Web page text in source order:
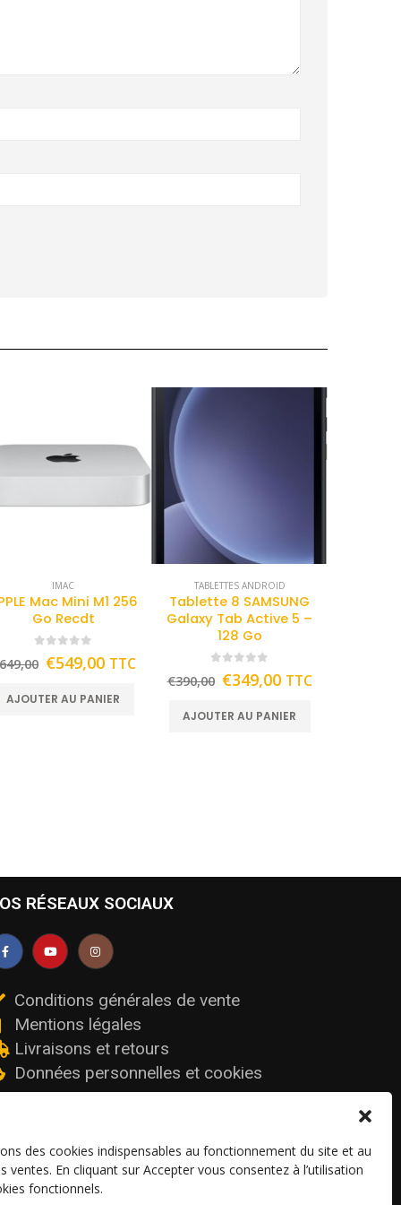
des cookies indispensables au fonctionnement du site et au
ventes. En cliquant sur Accepter vous consentez à l’utilisation
fonctionnels.
IMAC
Mac Mini M1 256
Go Recdt
€549,00 TTC
AJOUTER AU PANIER
TABLETTES ANDROID
Tablette 8 SAMSUNG
Galaxy Tab Active 5 –
128 Go
€390,00 €349,00 TTC
AJOUTER AU PANIER
RÉSEAUX SOCIAUX
Conditions générales de vente
Mentions légales
Livraisons et retours
Données personnelles et cookies